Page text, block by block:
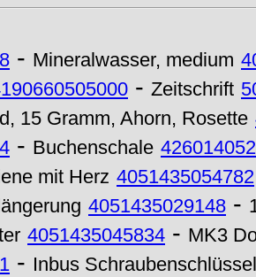
- Mineralwasser, medium
- Zeitschrift
15 Gramm, Ahorn, Rosette
- Buchenschale
mit Herz 4051435054782
4051435029148 -
4051435045834 - MK3
- Inbus